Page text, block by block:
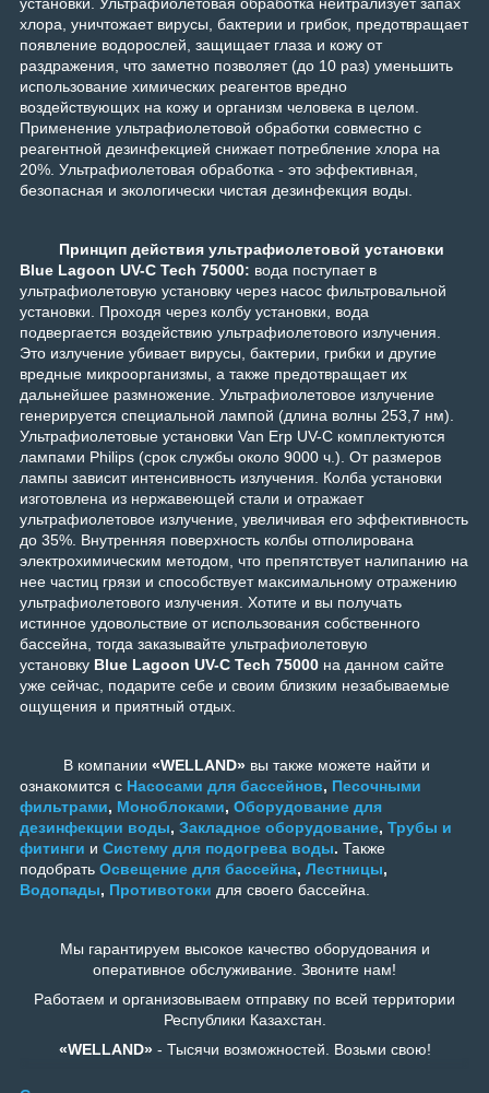
установки. Ультрафиолетовая обработка нейтрализует запах
хлора, уничтожает вирусы, бактерии и грибок, предотвращает
появление водорослей, защищает глаза и кожу от
раздражения, что заметно позволяет (до 10 раз) уменьшить
использование химических реагентов вредно
воздействующих на кожу и организм человека в целом.
Применение ультрафиолетовой обработки совместно с
реагентной дезинфекцией снижает потребление хлора на
20%. Ультрафиолетовая обработка - это эффективная,
безопасная и экологически чистая дезинфекция воды.
Принцип действия ультрафиолетовой установки
Blue Lagoon UV-C Tech 75000: вода поступает в
ультрафиолетовую установку через насос фильтровальной
установки. Проходя через колбу установки, вода
подвергается воздействию ультрафиолетового излучения.
Это излучение убивает вирусы, бактерии, грибки и другие
вредные микроорганизмы, а также предотвращает их
дальнейшее размножение. Ультрафиолетовое излучение
генерируется специальной лампой (длина волны 253,7 нм).
Ультрафиолетовые установки Van Erp UV-C комплектуются
лампами Philips (срок службы около 9000 ч.). От размеров
лампы зависит интенсивность излучения. Колба установки
изготовлена из нержавеющей стали и отражает
ультрафиолетовое излучение, увеличивая его эффективность
до 35%. Внутренняя поверхность колбы отполирована
электрохимическим методом, что препятствует налипанию на
нее частиц грязи и способствует максимальному отражению
ультрафиолетового излучения. Хотите и вы получать
истинное удовольствие от использования собственного
бассейна, тогда заказывайте ультрафиолетовую
установку Blue Lagoon UV-C Tech 75000 на данном сайте
уже сейчас, подарите себе и своим близким незабываемые
ощущения и приятный отдых.
В компании «WELLAND» вы также можете найти и
ознакомится с Насосами для бассейнов, Песочными
фильтрами, Моноблоками, Оборудование для
дезинфекции воды, Закладное оборудование, Трубы и
фитинги и Систему для подогрева воды. Также
подобрать Освещение для бассейна, Лестницы,
Водопады, Противотоки для своего бассейна.
Мы гарантируем высокое качество оборудования и
оперативное обслуживание. Звоните нам!
Работаем и организовываем отправку по всей территории
Республики Казахстан.
«WELLAND»- Тысячи возможностей. Возьми свою!